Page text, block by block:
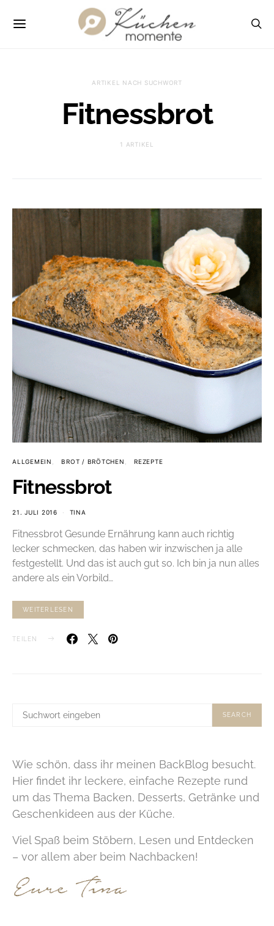
ARTIKEL NACH SUCHWORT
Fitnessbrot
1 ARTIKEL
ALLGEMEIN BROT / BRÖTCHEN REZEPTE
Fitnessbrot
21. JULI 2016 TINA
Fitnessbrot Gesunde Ernährung kann auch richtig
lecker schmecken, das haben wir inzwischen ja alle
festgestellt. Und das ist auch gut so. Ich bin ja nun alles
andere als ein Vorbild…
WEITERLESEN
TEILEN
SUCHE
SEARCH
Wie schön, dass ihr meinen BackBlog besucht.
Hier findet ihr leckere, einfache Rezepte rund
um das Thema Backen, Desserts, Getränke und
Geschenkideen aus der Küche.
Viel Spaß beim Stöbern, Lesen und Entdecken
– vor allem aber beim Nachbacken!